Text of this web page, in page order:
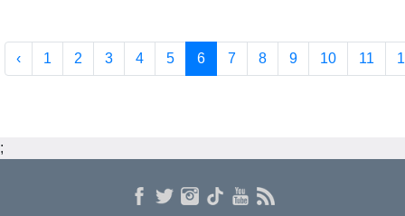
‹ 1 2 3 4 5 6 7 8 9 10 11
;